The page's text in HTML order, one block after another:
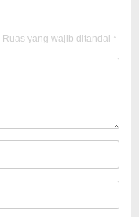
Ruas yang wajib ditandai *